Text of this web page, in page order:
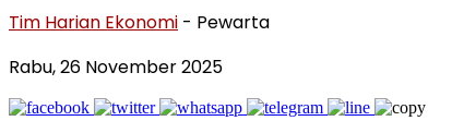
Tim Harian Ekonomi - Pewarta
Rabu, 26 November 2025